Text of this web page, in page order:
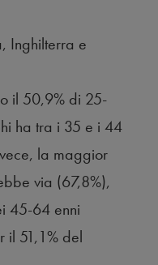
Inghilterra e
il 50,9% di 25-
ha tra i 35 e i 44
la maggior
via (67,8%),
45-64 enni
il 51,1% del